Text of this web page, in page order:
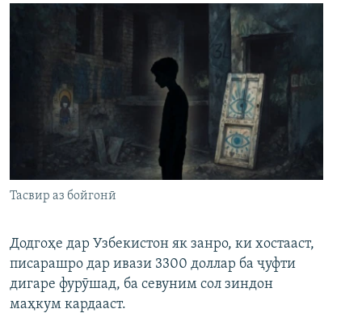
Тасвир аз бойгонӣ
Додгоҳе дар Узбекистон як занро, ки хостааст,
писарашро дар ивази 3300 доллар ба ҷуфти
дигаре фурӯшад, ба севуним сол зиндон
маҳкум кардааст.